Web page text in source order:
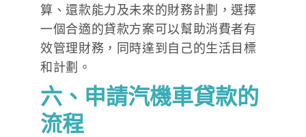
算、還款能力及未來的財務計劃，選擇
一個合適的貸款方案可以幫助消費者有
效管理財務，同時達到自己的生活目標
和計劃。
六、申請汽機車貸款的
流程